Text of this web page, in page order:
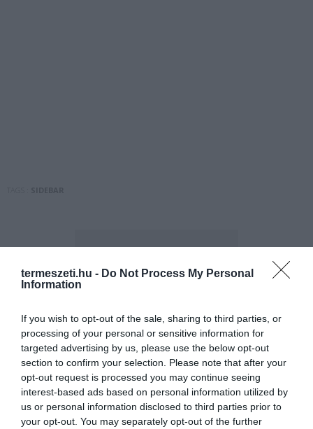
termeszeti.hu - Do Not Process My Personal
Information
If you wish to opt-out of the sale, sharing to third parties, or
processing of your personal or sensitive information for
targeted advertising by us, please use the below opt-out
section to confirm your selection. Please note that after your
opt-out request is processed you may continue seeing
interest-based ads based on personal information utilized by
us or personal information disclosed to third parties prior to
your opt-out. You may separately opt-out of the further
AZ ÉV ROVARA 2017-BEN A NAGY SZARVASBOGÁR
KÖVETKEZŐ CIKK
10 ÉTEL, AMITŐL BIZTOSAN ROSSZUL FOGSZ ALUDNI